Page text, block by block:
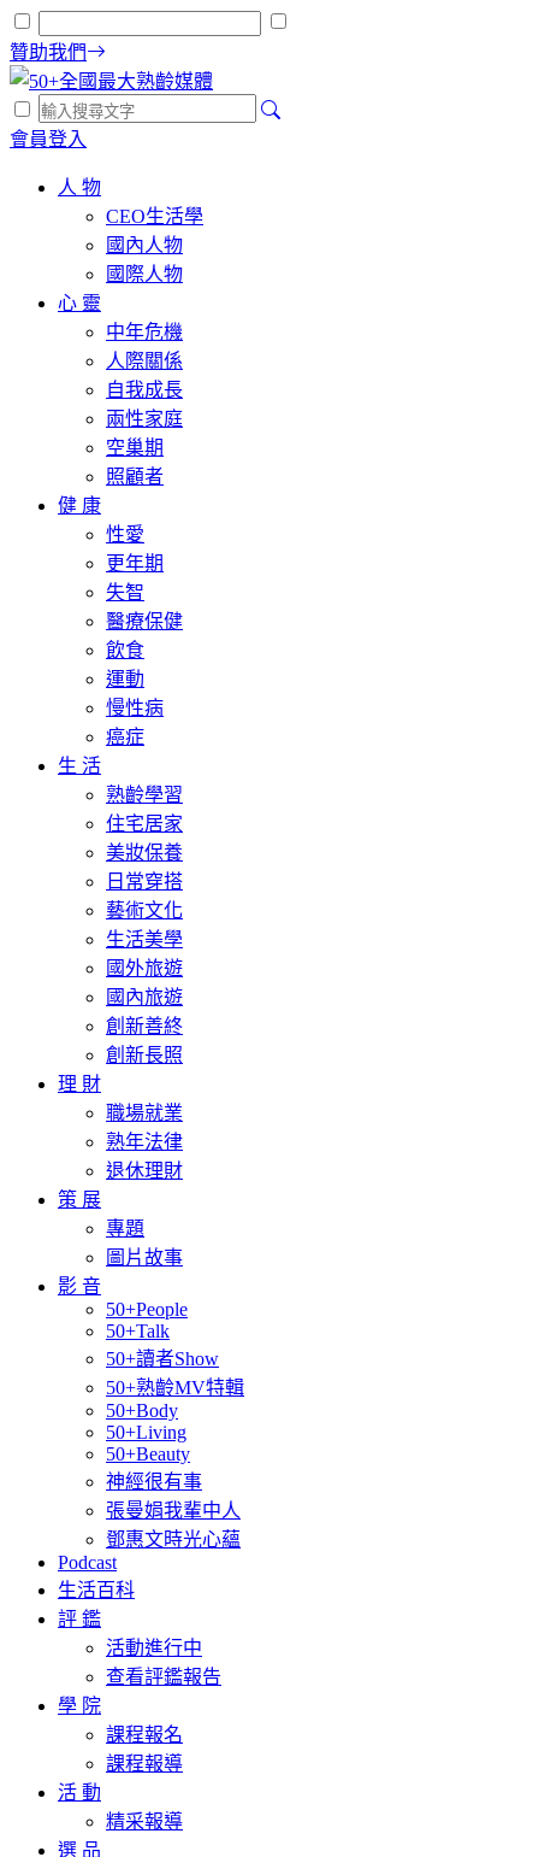
贊助我們
會員登入
人 物
CEO生活學
國內人物
國際人物
心 靈
中年危機
人際關係
自我成長
兩性家庭
空巢期
照顧者
健 康
性愛
更年期
失智
醫療保健
飲食
運動
慢性病
癌症
生 活
熟齡學習
住宅居家
美妝保養
日常穿搭
藝術文化
生活美學
國外旅遊
國內旅遊
創新善終
創新長照
理 財
職場就業
熟年法律
退休理財
策 展
專題
圖片故事
影 音
50+People
50+Talk
50+讀者Show
50+熟齡MV特輯
50+Body
50+Living
50+Beauty
神經很有事
張曼娟我輩中人
鄧惠文時光心蘊
Podcast
生活百科
評 鑑
活動進行中
查看評鑑報告
學 院
課程報名
課程報導
活 動
精采報導
選 品